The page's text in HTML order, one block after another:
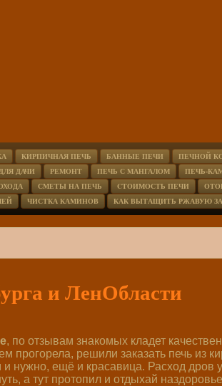
КИРПИЧНАЯ ПЕЧЬ БАННЫЕ ПЕЧИ ПЕЧНОЙ
ДАЧИ РЕМОНТ ПЕЧЬ С МАНГАЛОМ ПЕЧЬ-
СМЕТЫ НА ПЕЧЬ CТОИМОСТЬ ПЕЧИ
ЧИСТКА КАМИНОВ КАК ВЫТАЩИТЬ РЖАВУЮ
и ЛенОбласти
, по отзывам знакомых кладет
прогорела, решили заказать печь из
и нужно, ещё и красавица. Расход
а тут протопил и отдыхай